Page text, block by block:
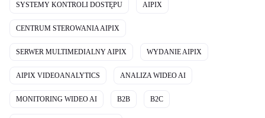
SYSTEMY KONTROLI DOSTĘPU AIPIX
CENTRUM STEROWANIA AIPIX
SERWER MULTIMEDIALNY AIPIX WYDANIE AIPIX
AIPIX VIDEOANALYTICS ANALIZA WIDEO AI
MONITORING WIDEO AI B2B B2C